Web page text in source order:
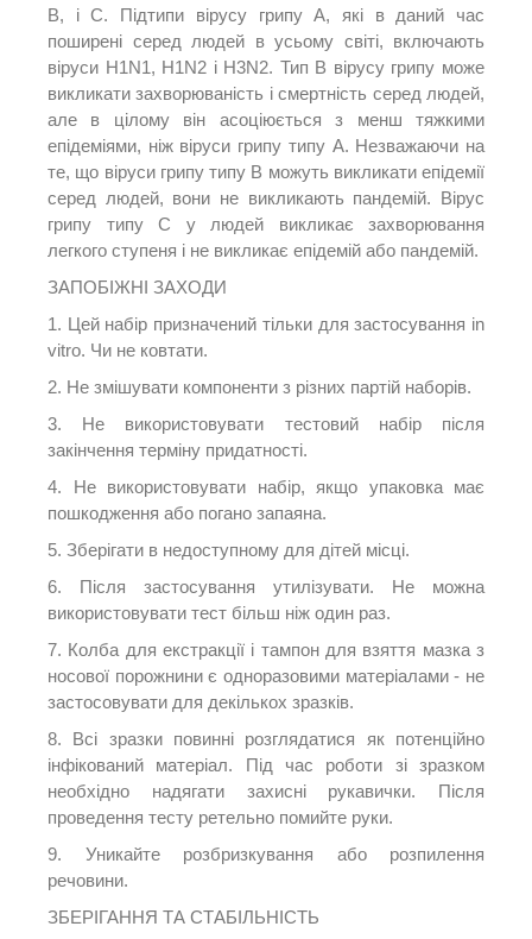
B, і C. Підтипи вірусу грипу A, які в даний час
поширені серед людей в усьому світі, включають
віруси H1N1, H1N2 і H3N2. Тип B вірусу грипу може
викликати захворюваність і смертність серед людей,
але в цілому він асоціюється з менш тяжкими
епідеміями, ніж віруси грипу типу А. Незважаючи на
те, що віруси грипу типу В можуть викликати епідемії
серед людей, вони не викликають пандемій. Вірус
грипу типу С у людей викликає захворювання
легкого ступеня і не викликає епідемій або пандемій.
ЗАПОБІЖНІ ЗАХОДИ
1. Цей набір призначений тільки для застосування in
vitro. Чи не ковтати.
2. Не змішувати компоненти з різних партій наборів.
3. Не використовувати тестовий набір після
закінчення терміну придатності.
4. Не використовувати набір, якщо упаковка має
пошкодження або погано запаяна.
5. Зберігати в недоступному для дітей місці.
6. Після застосування утилізувати. Не можна
використовувати тест більш ніж один раз.
7. Колба для екстракції і тампон для взяття мазка з
носової порожнини є одноразовими матеріалами - не
застосовувати для декількох зразків.
8. Всі зразки повинні розглядатися як потенційно
інфікований матеріал. Під час роботи зі зразком
необхідно надягати захисні рукавички. Після
проведення тесту ретельно помийте руки.
9. Уникайте розбризкування або розпилення
речовини.
ЗБЕРІГАННЯ ТА СТАБІЛЬНІСТЬ